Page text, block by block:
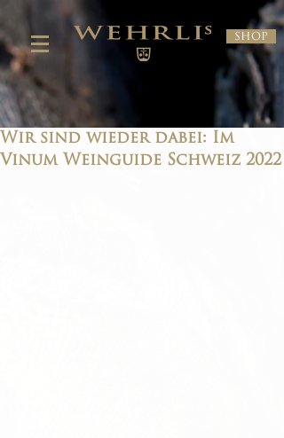
Shop
Wir sind wieder dabei: Im
Vinum Weinguide Schweiz 2022